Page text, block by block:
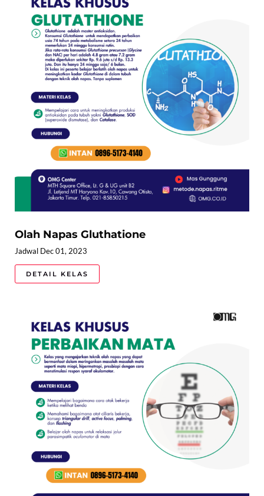
Olah Napas Gluthatione
Jadwal Dec 01, 2023
DETAIL KELAS